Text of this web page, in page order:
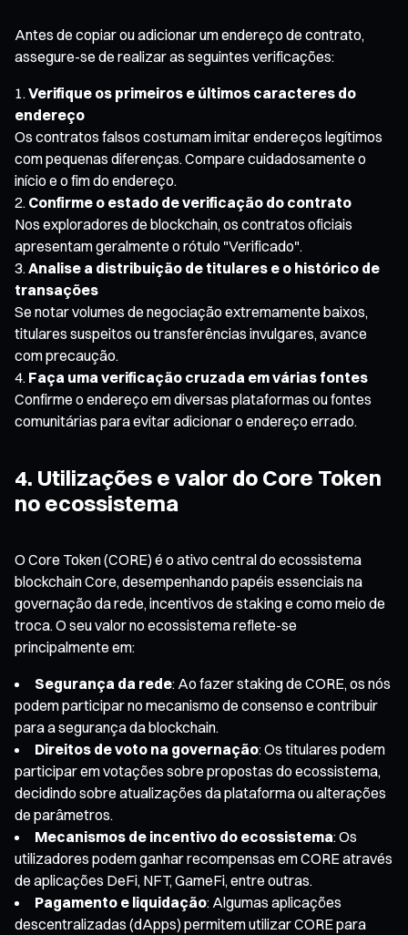
Antes de copiar ou adicionar um endereço de contrato,
assegure-se de realizar as seguintes verificações:
Verifique os primeiros e últimos caracteres do
endereço
Os contratos falsos costumam imitar endereços legítimos
com pequenas diferenças. Compare cuidadosamente o
início e o fim do endereço.
Confirme o estado de verificação do contrato
Nos exploradores de blockchain, os contratos oficiais
apresentam geralmente o rótulo "Verificado".
Analise a distribuição de titulares e o histórico de
transações
Se notar volumes de negociação extremamente baixos,
titulares suspeitos ou transferências invulgares, avance
com precaução.
Faça uma verificação cruzada em várias fontes
Confirme o endereço em diversas plataformas ou fontes
comunitárias para evitar adicionar o endereço errado.
4. Utilizações e valor do Core Token
no ecossistema
O Core Token (CORE) é o ativo central do ecossistema
blockchain Core, desempenhando papéis essenciais na
governação da rede, incentivos de staking e como meio de
troca. O seu valor no ecossistema reflete-se
principalmente em:
Segurança da rede: Ao fazer staking de CORE, os nós
podem participar no mecanismo de consenso e contribuir
para a segurança da blockchain.
Direitos de voto na governação: Os titulares podem
participar em votações sobre propostas do ecossistema,
decidindo sobre atualizações da plataforma ou alterações
de parâmetros.
Mecanismos de incentivo do ecossistema: Os
utilizadores podem ganhar recompensas em CORE através
de aplicações DeFi, NFT, GameFi, entre outras.
Pagamento e liquidação: Algumas aplicações
descentralizadas (dApps) permitem utilizar CORE para